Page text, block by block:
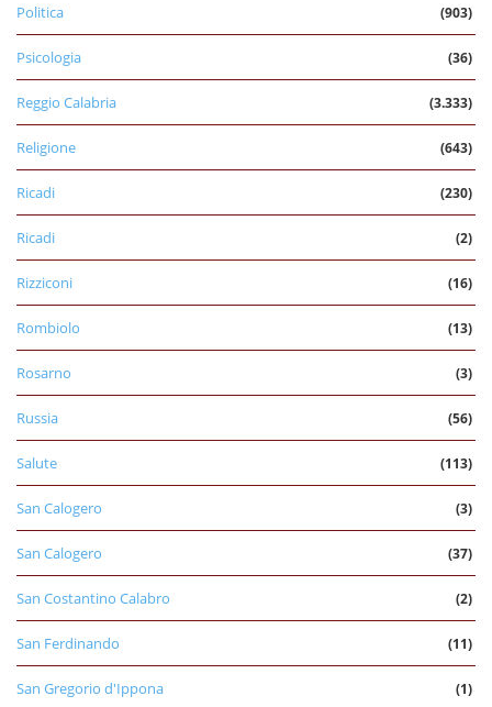
Politica (903)
Psicologia (36)
Reggio Calabria (3.333)
Religione (643)
Ricadi (230)
Ricadi (2)
Rizziconi (16)
Rombiolo (13)
Rosarno (3)
Russia (56)
Salute (113)
San Calogero (3)
San Calogero (37)
San Costantino Calabro (2)
San Ferdinando (11)
San Gregorio d'Ippona (1)